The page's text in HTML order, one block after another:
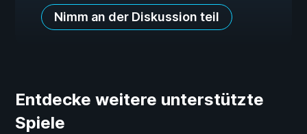
Nimm an der Diskussion teil
Entdecke weitere unterstützte
Spiele